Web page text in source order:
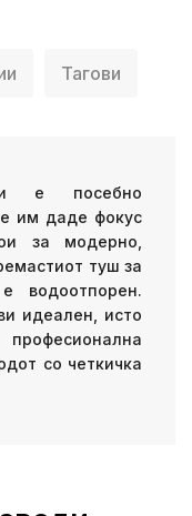
Тагови
е посебно
им даде фокус
за модерно,
туш за
водоотпорен.
идеален, исто
со четкичка